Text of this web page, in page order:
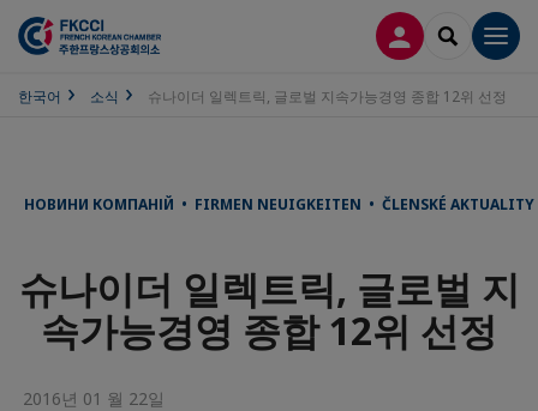
접속 SEARCH
한국어 소식 슈나이더 일렉트릭, 글로벌 지속가능경영 종합 12위 선정
НОВИНИ КОМПАНІЙ • FIRMEN NEUIGKEITEN • ČLENSKÉ AKTUALITY
슈나이더 일렉트릭, 글로벌 지
속가능경영 종합 12위 선정
2016년 01 월 22일